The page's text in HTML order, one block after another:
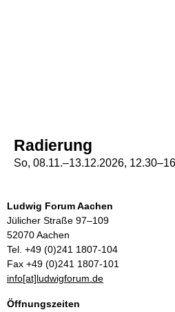
Radierung
So, 08.11.–13.12.2026,
Ludwig Forum Aachen
Jülicher Straße 97–109
52070 Aachen
Tel. +49 (0)241 1807-104
Fax +49 (0)241 1807-101
info[at]ludwigforum.de
Öffnungszeiten